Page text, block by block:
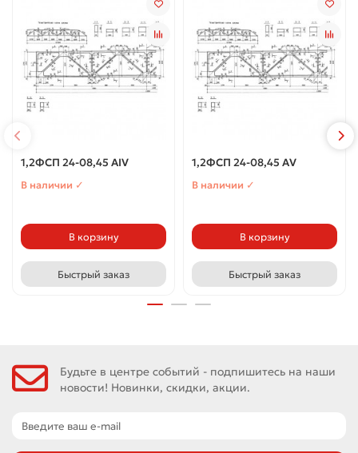
1,2ФСП 24-08,45 АIV
В наличии ✓
В корзину
Быстрый заказ
1,2ФСП 24-08,45 АV
В наличии ✓
В корзину
Быстрый заказ
Будьте в центре событий - подпишитесь на наши
новости! Новинки, скидки, акции.